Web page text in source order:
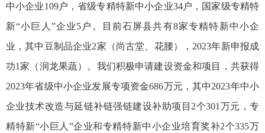
中小企业109户，省级专精特新中小企业34户，国家级专精特
新“小巨人”企业5户。目前石屏县共有8家专精特新中小企
业，其中豆制品企业2家（尚古堂、花腰），2023年新申报成
功1家（润龙果蔬）。我们积极申请建设资金和项目，共获得
2023年省级中小企业发展专项资金686万元，其中2023年中小
企业技术改造与延链补链强链建设补助项目2个301万元，专
精特新“小巨人”企业和专精特新中小企业培育奖补2个335万